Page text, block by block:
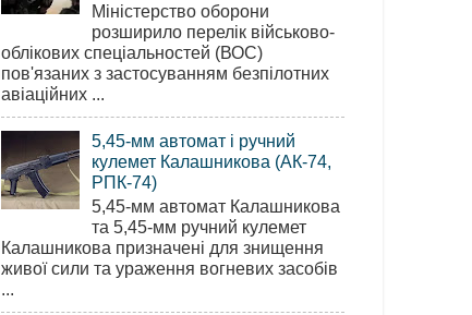
Міністерство оборони
розширило перелік військово-
облікових спеціальностей (ВОС)
пов'язаних з застосуванням безпілотних
авіаційних ...
5,45-мм автомат і ручний
кулемет Калашникова (АК-74,
РПК-74)
5,45-мм автомат Калашникова
та 5,45-мм ручний кулемет
Калашникова призначені для знищення
живої сили та ураження вогневих засобів
...